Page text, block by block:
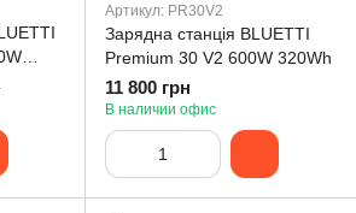
Артикул: PR30V2
Зарядна станція BLUETTI
Premium 30 V2 600W 320Wh
11 800 грн
В наличии офис